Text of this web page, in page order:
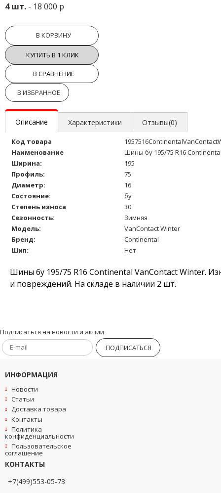
4 шт. - 18 000 р
В КОРЗИНУ
КУПИТЬ В 1 КЛИК
В СРАВНЕНИЕ
В ИЗБРАННОЕ
Описание Характеристики Отзывы(0)
Код товара
Наименование
Шины бу 195/75 R16
Ширина:
195
Профиль:
75
Диаметр:
16
Состояние:
бу
Степень износа
30
Сезонность:
Зимняя
Модель:
VanContact Winter
Бренд:
Continental
Шип:
Нет
Шины бу 195/75 R16 Continental VanContact Winter.
и повреждений. На складе в наличии 2 шт.
Подписаться на новости и акции
ПОДПИСАТЬСЯ
ИНФОРМАЦИЯ
Новости
Статьи
Доставка товара
Контакты
Политика
конфиденциальности
Пользовательское
соглашение
КОНТАКТЫ
+7(499)553-05-73